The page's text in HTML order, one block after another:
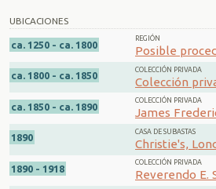
UBICACIONES
ca. 1250 - ca. 1800
REGIÓN
Posible
ca. 1800 - ca. 1850
COLECCIÓN PRIVADA
Colección
ca. 1850 - ca. 1890
COLECCIÓN PRIVADA
James
1890
CASA DE SUBASTAS
Christie's,
1890 - 1918
COLECCIÓN PRIVADA
Reverendo E.